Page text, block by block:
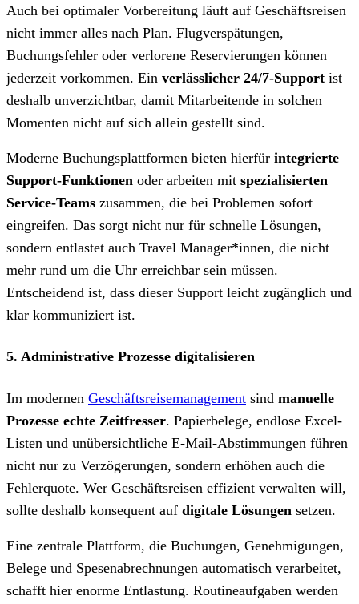
Auch bei optimaler Vorbereitung läuft auf Geschäftsreisen
nicht immer alles nach Plan. Flugverspätungen,
Buchungsfehler oder verlorene Reservierungen können
jederzeit vorkommen. Ein verlässlicher 24/7-Support ist
deshalb unverzichtbar, damit Mitarbeitende in solchen
Momenten nicht auf sich allein gestellt sind.
Moderne Buchungsplattformen bieten hierfür integrierte
Support-Funktionen oder arbeiten mit spezialisierten
Service-Teams zusammen, die bei Problemen sofort
eingreifen. Das sorgt nicht nur für schnelle Lösungen,
sondern entlastet auch Travel Manager*innen, die nicht
mehr rund um die Uhr erreichbar sein müssen.
Entscheidend ist, dass dieser Support leicht zugänglich und
klar kommuniziert ist.
5. Administrative Prozesse digitalisieren
Im modernen Geschäftsreisemanagement sind manuelle
Prozesse echte Zeitfresser. Papierbelege, endlose Excel-
Listen und unübersichtliche E-Mail-Abstimmungen führen
nicht nur zu Verzögerungen, sondern erhöhen auch die
Fehlerquote. Wer Geschäftsreisen effizient verwalten will,
sollte deshalb konsequent auf digitale Lösungen setzen.
Eine zentrale Plattform, die Buchungen, Genehmigungen,
Belege und Spesenabrechnungen automatisch verarbeitet,
schafft hier enorme Entlastung. Routineaufgaben werden